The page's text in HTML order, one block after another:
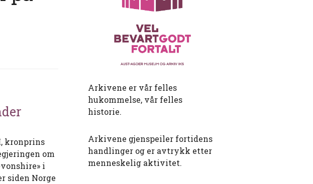
kronprins
om
i
siden Norge
Arkivene er vår felles
hukommelse, vår felles
historie.
Arkivene gjenspeiler fortidens
handlinger og er avtrykk etter
menneskelig aktivitet.